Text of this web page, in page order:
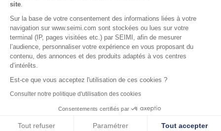
SEIMI, UNE ENTREPRISE CERTIFIÉE, ENGAGÉE ET
LABELLISÉE
© 2024 SEIMI - Tous droits réservés
site.
Sur la base de votre consentement des informations liées à votre
navigation sur www.seimi.com sont stockées ou lues sur votre
terminal (IP, pages visitées etc.) par SEIMI, afin de mesurer
l’audience, personnaliser votre expérience en vous proposant du
contenu, des annonces et des produits adaptés à vos centres
d’intérêts.
Est-ce que vous acceptez l'utilisation de ces cookies ?
Consulter notre politique d'utilisation des cookies
Consentements certifiés par
Tout refuser Paramétrer Tout accepter